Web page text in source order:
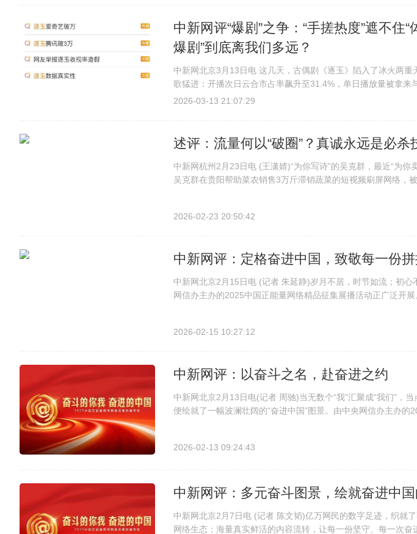
中新网评“爆剧”之争：“手搓热度”遮不住“
爆剧”到底离我们多远？
中新网北京3月13日电 这几天，古偶剧《逐玉》陷入了冰火两重
歌猛进：开播次日云合市占率飙升至31.4%，单日播放量被拿来
天，更成首部腾讯视频、爱奇艺双平台联播，并且热度均破万的
2026-03-13 21:07:29
述评：流量何以“破圈”？真诚永远是必杀
中新网杭州2月23日电 (王潇婧)“为你写诗”的吴克群，最近“为你
吴克群在贵阳帮助菜农销售3万斤滞销蔬菜的短视频刷屏网络，被
2026-02-23 20:50:42
中新网评：定格奋进中国，致敬每一份
中新网北京2月15日电 (记者 朱延静)岁月不居，时节如流；初心
网信办主办的2025中国正能量网络精品征集展播活动正广泛开展
2026-02-15 10:27:12
中新网评：以奋斗之名，赴奋进之约
中新网北京2月13日电(记者 周驰)当无数个“我”汇聚成“我们”，当
便绘就了一幅波澜壮阔的“奋进中国”图景。由中央网信办主办的
2026-02-13 09:24:43
中新网评：多元奋斗图景，绘就奋进中
中新网北京2月7日电 (记者 陈文韬)亿万网民的数字足迹，织就
网络生态；海量真实鲜活的内容流转，让每一份坚守、每一次奋